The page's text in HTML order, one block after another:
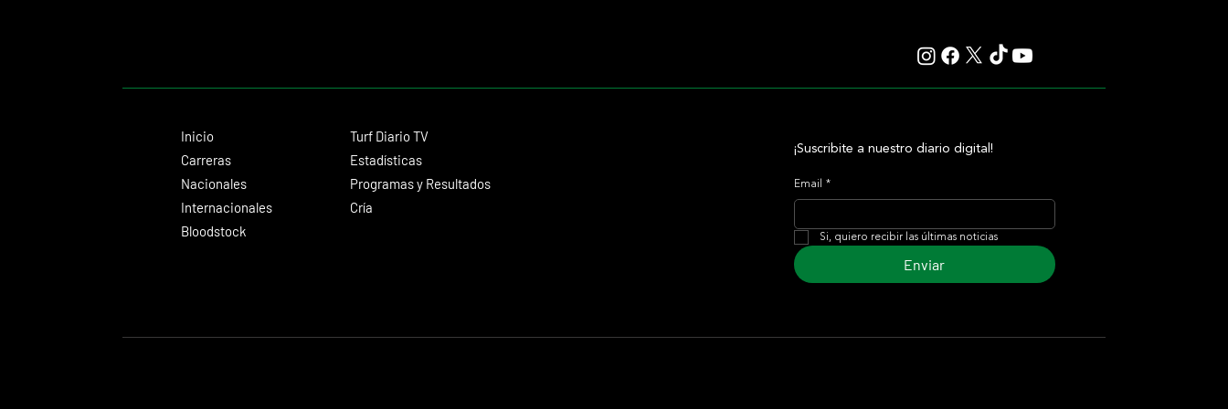
Inicio
Carreras
Nacionales
Internacionales
Bloodstock
Turf Diario TV
Estadísticas
Programas y Resultados
Cría
¡Suscribite a nuestro diario digital!
Email *
Si, quiero recibir las últimas noticias
Enviar